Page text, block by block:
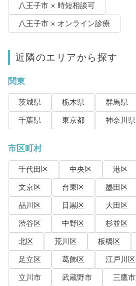
八王子市 × 時短相談可
八王子市 × オンライン診療
近隣のエリアから探す
関東
茨城県 栃木県 群馬県
千葉県
東京都 神奈川県
市区町村
千代田区 中央区 港区
文京区
台東区 墨田区
品川区
目黒区 大田区
渋谷区
中野区 杉並区
北区
荒川区 板橋区
足立区
葛飾区 江戸川区
立川市
武蔵野市 三鷹市